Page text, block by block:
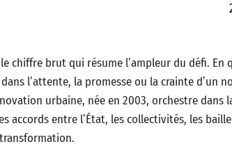
chiffre brut qui résume l’ampleur du défi.
l’attente, la promesse ou la crainte d’un
urbaine, née en 2003, orchestre dans
accords entre l’État, les collectivités, les